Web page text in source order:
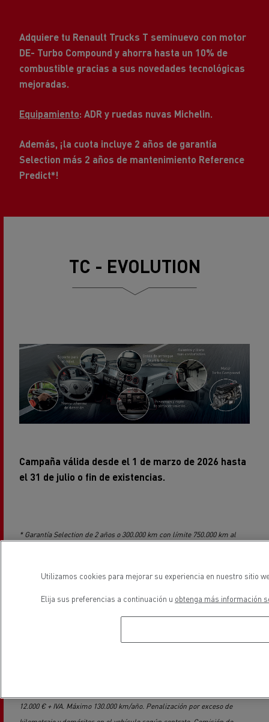
Adquiere tu Renault Trucks T seminuevo con motor
DE- Turbo Compound y ahorra hasta un 10% de
combustible gracias a sus novedades tecnológicas
mejoradas.
Equipamiento: ADR y ruedas nuvas Michelin.
Además, ¡la cuota incluye 2 años de garantía
Selection más 2 años de mantenimiento Reference
Predict*!
TC - EVOLUTION
Campaña válida desde el 1 de marzo de 2026 hasta
el 31 de julio o fin de existencias.
* Garantía Selection de 2 años o 300.000 km con límite 750.000 km al
mayoritariamente plana y 2.200 h de motor. Para otro tipo de
aplicaciones, topografia u horas de motor el precio está sujeto a
Renault Trucks T High 480 13L DE TURBO COMPOUND color azul con
12.000 € + IVA. Máximo 130.000 km/año. Penalización por exceso de
Utilizamos cookies para mejorar su experiencia en nuestro sitio
Elija sus preferencias a continuación u obtenga más información